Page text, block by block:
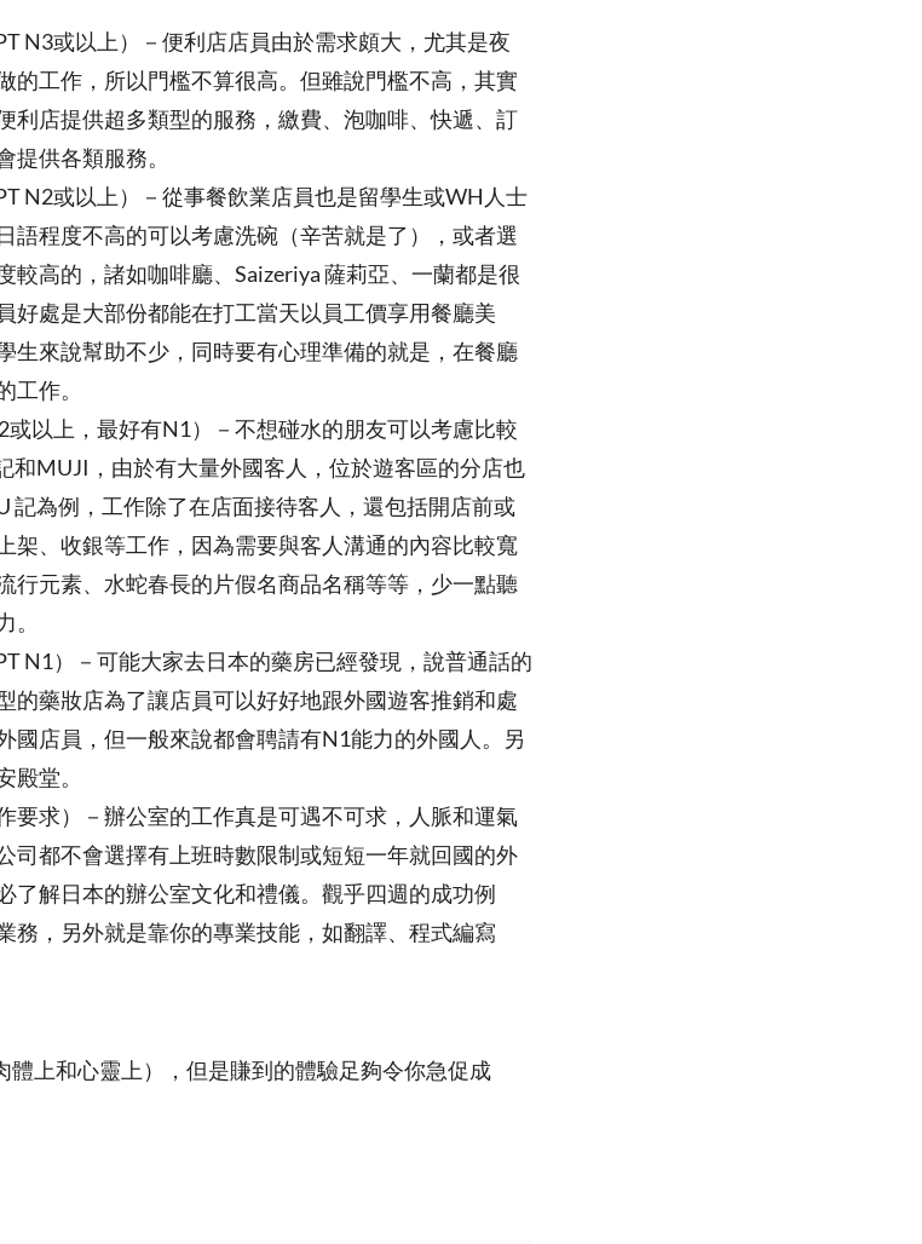
N3或以上）－便利店店員由於需求頗大，尤其是夜
的工作，所以門檻不算很高。但雖說門檻不高，其實
利店提供超多類型的服務，繳費、泡咖啡、快遞、訂
提供各類服務。
N2或以上）－從事餐飲業店員也是留學生或WH人士
語程度不高的可以考慮洗碗（辛苦就是了），或者選
較高的，諸如咖啡廳、Saizeriya 薩莉亞、一蘭都是很
好處是大部份都能在打工當天以員工價享用餐廳美
生來說幫助不少，同時要有心理準備的就是，在餐廳
工作。
或以上，最好有N1）－不想碰水的朋友可以考慮比較
和MUJI，由於有大量外國客人，位於遊客區的分店也
記為例，工作除了在店面接待客人，還包括開店前或
架、收銀等工作，因為需要與客人溝通的內容比較寬
行元素、水蛇春長的片假名商品名稱等等，少一點聽
。
N1）－可能大家去日本的藥房已經發現，說普通話的
的藥妝店為了讓店員可以好好地跟外國遊客推銷和處
國店員，但一般來說都會聘請有N1能力的外國人。另
殿堂。
要求）－辦公室的工作真是可遇不可求，人脈和運氣
司都不會選擇有上班時數限制或短短一年就回國的外
了解日本的辦公室文化和禮儀。觀乎四週的成功例
務，另外就是靠你的專業技能，如翻譯、程式編寫
上和心靈上），但是賺到的體驗足夠令你急促成